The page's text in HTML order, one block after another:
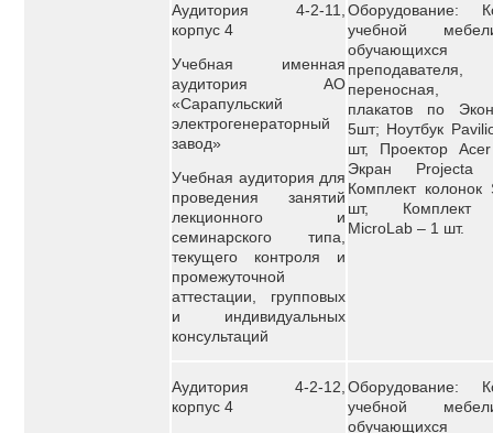
Аудитория 4-2-11,
корпус 4
Учебная именная
аудитория АО
«Сарапульский
электрогенераторный
завод»
Учебная аудитория для
проведения занятий
лекционного и
семинарского типа,
текущего контроля и
промежуточной
аттестации, групповых
и индивидуальных
консультаций
Оборудование:
учебной
переносная,
плакатов по
5шт; Ноутбук
шт, Проектор
Экран
Комплект
шт, Комплект
MicroLab – 1 шт.
Аудитория 4-2-12,
корпус 4
Оборудование:
учебной